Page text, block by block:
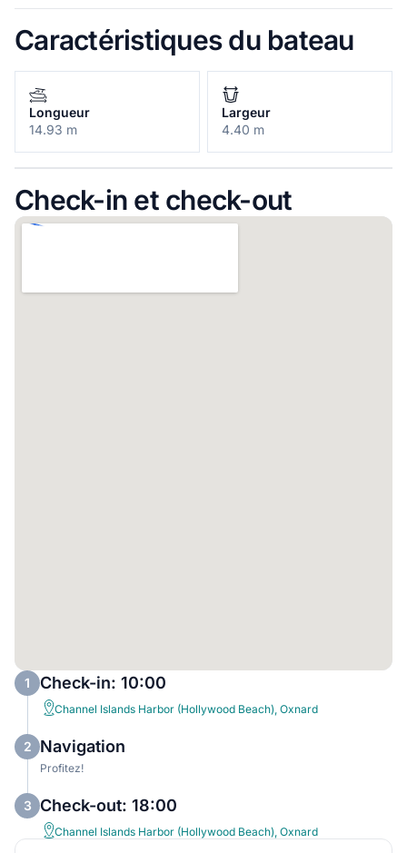
Caractéristiques du bateau
Longueur
14.93 m
Largeur
4.40 m
Check-in et check-out
1 Check-in: 10:00
Channel Islands Harbor (Hollywood Beach), Oxnard
2 Navigation
Profitez!
3 Check-out: 18:00
Channel Islands Harbor (Hollywood Beach), Oxnard